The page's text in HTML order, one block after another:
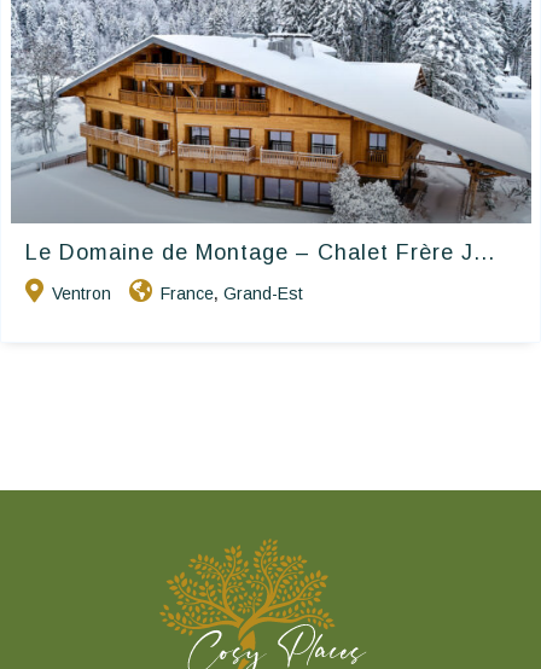
Le Domaine de Montage – Chalet Frère J...
Ventron France, Grand-Est